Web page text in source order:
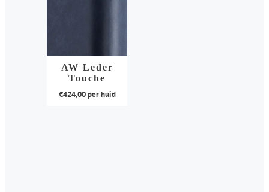
AW Leder
Touche
€424,00per huid